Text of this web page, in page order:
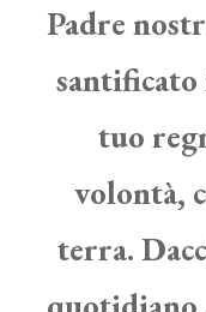
Padre
tuo
volontà,
terra.